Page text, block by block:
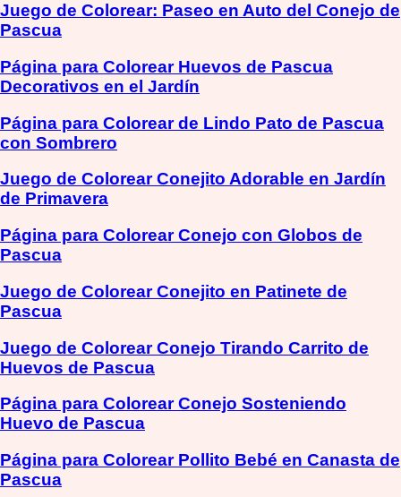
Juego de Colorear: Paseo en Auto del Conejo de
Pascua
Página para Colorear Huevos de Pascua
Decorativos en el Jardín
Página para Colorear de Lindo Pato de Pascua
con Sombrero
Juego de Colorear Conejito Adorable en Jardín
de Primavera
Página para Colorear Conejo con Globos de
Pascua
Juego de Colorear Conejito en Patinete de
Pascua
Juego de Colorear Conejo Tirando Carrito de
Huevos de Pascua
Página para Colorear Conejo Sosteniendo
Huevo de Pascua
Página para Colorear Pollito Bebé en Canasta de
Pascua